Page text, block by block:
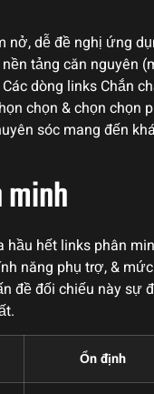
dễ đề nghị ứng
tảng căn nguyên
dòng links Chắn
chọn & chọn chọn
sóc mang đến
hết links phân
năng phụ trợ, &
đề đối chiếu này sự
Ổn định